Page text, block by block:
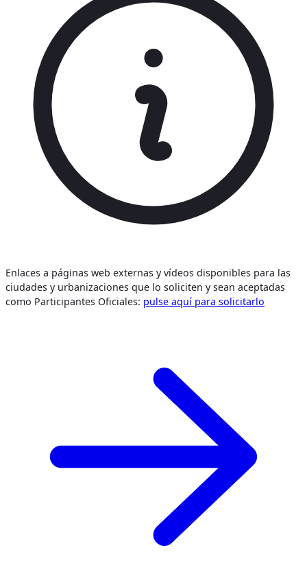
Enlaces a páginas web externas y vídeos disponibles para las
ciudades y urbanizaciones que lo soliciten y sean aceptadas
como Participantes Oficiales: pulse aquí para solicitarlo